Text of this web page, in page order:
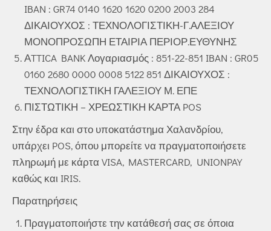
IBAN : GR74 0140 1620 1620 0200 2003 284
ΔΙΚΑΙΟΥΧΟΣ : ΤΕΧΝΟΛΟΓΙΣΤΙΚΗ-Γ.ΑΛΕΞΙΟΥ
ΜΟΝΟΠΡΟΣΩΠΗ ΕΤΑΙΡΙΑ ΠΕΡΙΟΡ.ΕΥΘΥΝΗΣ
ΑTTICA BANK Λογαριασμός : 851-22-851 IBAN : GR05
0160 2680 0000 0008 5122 851 ΔΙΚΑΙΟΥΧΟΣ :
ΤΕΧΝΟΛΟΓΙΣΤΙΚΗ ΓΑΛΕΞΙΟΥ Μ. ΕΠΕ
ΠΙΣΤΩΤΙΚΗ – ΧΡΕΩΣΤΙΚΗ ΚΑΡΤΑ POS
Στην έδρα και στο υποκατάστημα Χαλανδρίου,
υπάρχει POS, όπου μπορείτε να πραγματοποιήσετε
πληρωμή με κάρτα VISA, MASTERCARD, UNIONPAY
καθώς και IRIS.
Παρατηρήσεις
Πραγματοποιήστε την κατάθεσή σας σε όποια